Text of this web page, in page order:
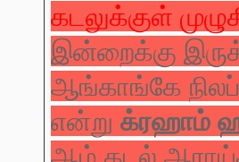
கடலுக்குள்
இன்றைக்கு
ஆங்காங்கே
என்று க்ரஹாம்
ஆழ் கடல்